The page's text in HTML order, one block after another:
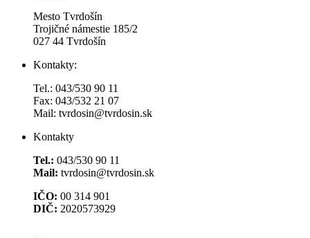
Mesto Tvrdošín
Trojičné námestie 185/2
027 44 Tvrdošín
Kontakty:
Tel.: 043/530 90 11
Fax: 043/532 21 07
Mail: tvrdosin@tvrdosin.sk
Kontakty
Tel.: 043/530 90 11
Mail: tvrdosin@tvrdosin.sk
IČO: 00 314 901
DIČ: 2020573929